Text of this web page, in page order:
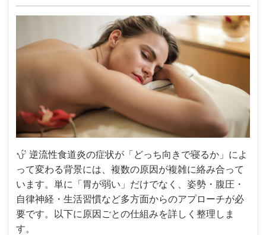
逆流性食道炎の症状が「どっち向きで寝るか」によ
って変わる背景には、複数の原因が複雑に絡み合って
います。単に「胃が弱い」だけでなく、姿勢・腹圧・
自律神経・生活習慣など多方面からのアプローチが必
要です。以下に原因ごとの仕組みを詳しく整理しま
す。